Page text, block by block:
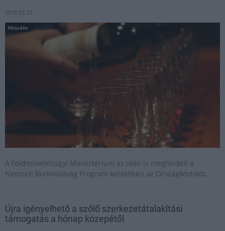
2018.03.23
Aktuális
A Földművelésügyi Minisztérium az idén is meghirdeti a
Nemzeti Borkiválóság Program keretében az Országkóstolót.
Újra igényelhető a szőlő szerkezetátalakítási
támogatás a hónap közepétől